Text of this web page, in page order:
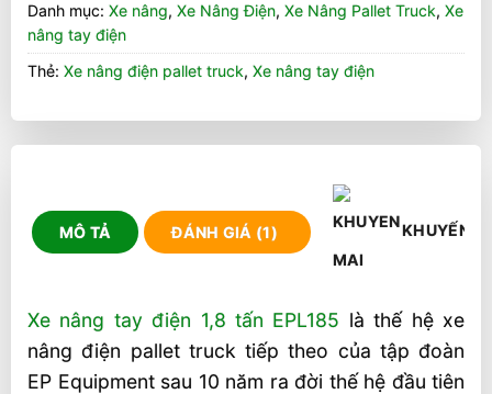
Danh mục: Xe nâng, Xe Nâng Điện, Xe Nâng Pallet Truck, Xe
nâng tay điện
Thẻ: Xe nâng điện pallet truck, Xe nâng tay điện
MÔ TẢ ĐÁNH GIÁ (1) KHUYẾN
Xe nâng tay điện 1,8 tấn EPL185 là thế hệ xe
nâng điện pallet truck tiếp theo của tập đoàn
EP Equipment sau 10 năm ra đời thế hệ đầu tiên